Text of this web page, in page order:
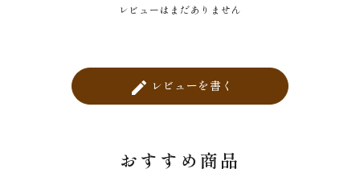
レビューはまだありません
create レビューを書く
おすすめ商品